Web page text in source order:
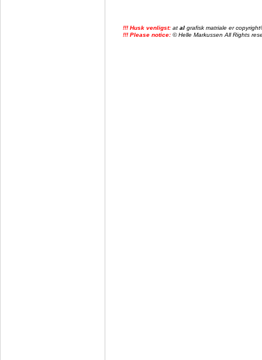
!!! Husk venligst: at al grafisk matriale er
!!! Please notice: © Helle Markussen All Rights